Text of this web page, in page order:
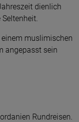
dienlich
einem muslimischen
angepasst sein
Rundreisen.